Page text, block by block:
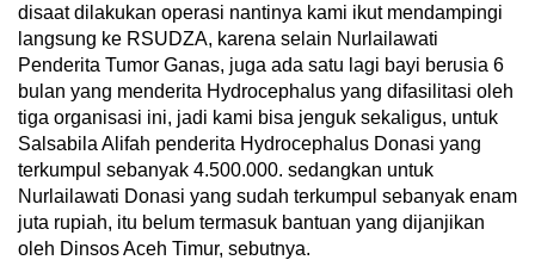
disaat dilakukan operasi nantinya kami ikut mendampingi
langsung ke RSUDZA, karena selain Nurlailawati
Penderita Tumor Ganas, juga ada satu lagi bayi berusia 6
bulan yang menderita Hydrocephalus yang difasilitasi oleh
tiga organisasi ini, jadi kami bisa jenguk sekaligus, untuk
Salsabila Alifah penderita Hydrocephalus Donasi yang
terkumpul sebanyak 4.500.000. sedangkan untuk
Nurlailawati Donasi yang sudah terkumpul sebanyak enam
juta rupiah, itu belum termasuk bantuan yang dijanjikan
oleh Dinsos Aceh Timur, sebutnya.